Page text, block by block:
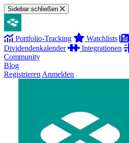
Sidebar schließen
Portfolio-Tracking Watchlists
Dividendenkalender
Integrationen
Community
Blog
Registrieren Anmelden